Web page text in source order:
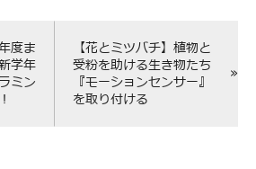
度ま
学年
ミン
【花とミツバチ】植物と
受粉を助ける生き物たち
『モーションセンサー』
を取り付ける
»